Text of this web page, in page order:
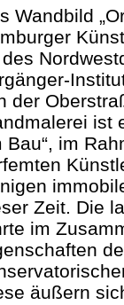
Wandbild
der
ist
Bau“, im
Zeit. Die
im
äußern